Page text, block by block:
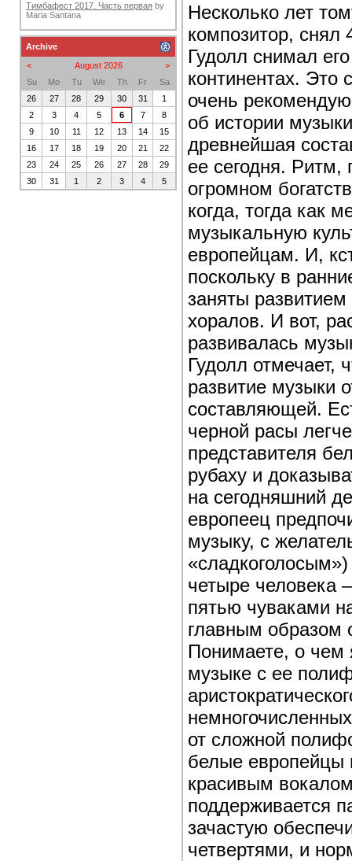
Несколько лет
композитор,
Гудолл снимал
континентах.
очень
об истории
древнейшая
ее сегодня.
огромном
когда, тогда как
музыкальную
европейцам. И,
поскольку в
заняты
хоралов. И вот,
развивалась
Гудолл отмечает,
развитие музыки
составляющей.
черной расы
представителя
рубаху и
на сегодняшний
европеец
музыку, с
четыре человека
пятью чуваками
главным образом
Понимаете, о чем
музыке с ее
от сложной
белые европейцы
красивым
поддерживается
зачастую
четвертями, и
Тимбафест 2017. Часть первая by
Maria Santana
Archive
<
>
August 2026
Su
Mo Tu We Th Fr
Sa
26
27 28 29 30 31
1
2
3 4 5 6 7
8
9
10 11 12 13 14
15
16
17 18 19 20 21
22
23
24 25 26 27 28
29
30
31 1 2 3 4 5